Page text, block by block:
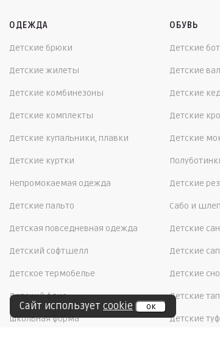
ОДЕЖДА
Детские брюки
Детские жилеты
Детские комбинезоны
Детские комплекты
Детские купальники, плавки
Детские куртки
Непромокаемая одежда
Детские пальто
Детская повседневная одежда
Детский софтшелл
Детское термобелье
Детский флис
Школьная форма
ОБУВЬ
Детские
Детские
Детские
Детские
Детские
Детские
Сабо и
Детские
Детские
Детские
Детские
Детские
Сайт использует cookie ок